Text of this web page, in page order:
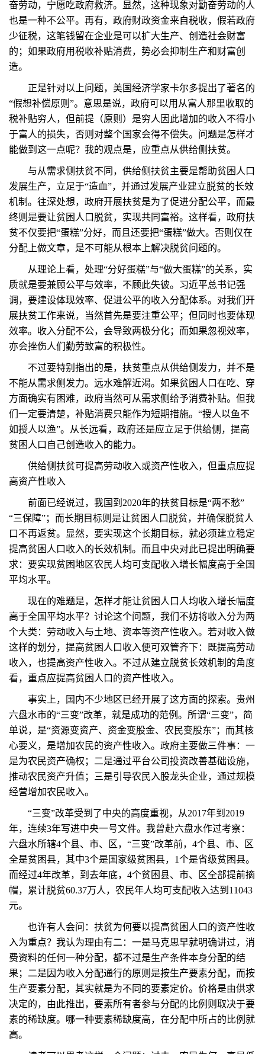
奋劳动，宁愿吃政府救济。显然，这种现象对勤奋劳动的人
也是一种不公平。再有，政府财政资金来自税收，假若政府
少征税，这笔钱留在企业是可以扩大生产、创造社会财富
的；如果政府用税收补贴消费，势必会抑制生产和财富创
造。
正是针对以上问题，美国经济学家卡尔多提出了著名的
“假想补偿原则”。意思是说，政府可以用从富人那里收取的
税补贴穷人，但前提（原则）是穷人因此增加的收入不得小
于富人的损失，否则对整个国家会得不偿失。问题是怎样才
能做到这一点呢？我的观点是，应重点从供给侧扶贫。
与从需求侧扶贫不同，供给侧扶贫主要是帮助贫困人口
发展生产，立足于“造血”，并通过发展产业建立脱贫的长效
机制。往深处想，政府开展扶贫是为了促进分配公平，而最
终则是要让贫困人口脱贫，实现共同富裕。这样看，政府扶
贫不仅要把“蛋糕”分好，而且还要把“蛋糕”做大。否则仅在
分配上做文章，是不可能从根本上解决脱贫问题的。
从理论上看，处理“分好蛋糕”与“做大蛋糕”的关系，实
质就是要兼顾公平与效率，不顾此失彼。习近平总书记强
调，要建设体现效率、促进公平的收入分配体系。对我们开
展扶贫工作来说，当然首先是要注重公平；但同时也要体现
效率。收入分配不公，会导致两极分化；而如果忽视效率，
亦会挫伤人们勤劳致富的积极性。
不过要特别指出的是，扶贫重点从供给侧发力，并不是
不能从需求侧发力。远水难解近渴。如果贫困人口在吃、穿
方面确实有困难，政府当然可从需求侧给予消费补贴。但我
们一定要清楚，补贴消费只能作为短期措施。“授人以鱼不
如授人以渔”。从长远看，政府还是应立足于供给侧，提高
贫困人口自己创造收入的能力。
供给侧扶贫可提高劳动收入或资产性收入，但重点应提
高资产性收入
前面已经说过，我国到2020年的扶贫目标是“两不愁”
“三保障”；而长期目标则是让贫困人口脱贫，并确保脱贫人
口不再返贫。显然，要实现这个长期目标，就必须建立稳定
提高贫困人口收入的长效机制。而且中央对此已提出明确要
求：要实现贫困地区农民人均可支配收入增长幅度高于全国
平均水平。
现在的难题是，怎样才能让贫困人口人均收入增长幅度
高于全国平均水平？讨论这个问题，我们不妨将收入分为两
个大类：劳动收入与土地、资本等资产性收入。若对收入做
这样的划分，提高贫困人口收入便可双管齐下：既提高劳动
收入，也提高资产性收入。不过从建立脱贫长效机制的角度
看，重点应提高贫困人口的资产性收入。
事实上，国内不少地区已经开展了这方面的探索。贵州
六盘水市的“三变”改革，就是成功的范例。所谓“三变”，简
单说，是“资源变资产、资金变股金、农民变股东”；而其核
心要义，是增加农民的资产性收入。政府主要做三件事：一
是为农民资产确权；二是通过平台公司投资改善基础设施，
推动农民资产升值；三是引导农民入股龙头企业，通过规模
经营增加农民收入。
“三变”改革受到了中央的高度重视，从2017年到2019
年，连续3年写进中央一号文件。我曾赴六盘水作过考察：
六盘水所辖4个县、市、区，“三变”改革前，4个县、市、区
全是贫困县，其中3个是国家级贫困县，1个是省级贫困县。
而经过4年改革，到去年底，4个贫困县、市、区全部提前摘
帽，累计脱贫60.37万人，农民年人均可支配收入达到11043
元。
也许有人会问：扶贫为何要以提高贫困人口的资产性收
入为重点？我认为理由有二：一是马克思早就明确讲过，消
费资料的任何一种分配，都不过是生产条件本身分配的结
果；二是因为收入分配通行的原则是按生产要素分配，而按
生产要素分配，其实就是为不同的要素定价。价格是由供求
决定的，由此推出，要素所有者参与分配的比例则取决于要
素的稀缺度。哪一种要素稀缺度高，在分配中所占的比例就
高。